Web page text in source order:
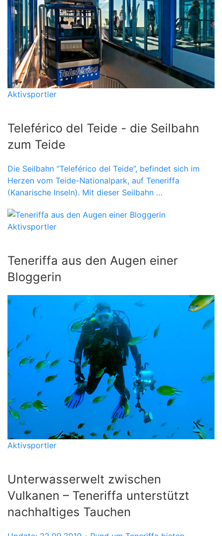
Aktivsportler
Teleférico del Teide - die Seilbahn
zum Teide
Die Seilbahn “Teleférico del Teide”, befindet sich im
Herzen vom Teide-Nationalpark, auf Teneriffa
(Kanarische Inseln). Mit dieser Seilbahn …
Aktivsportler
Teneriffa aus den Augen einer
Bloggerin
Aktivsportler
Unterwasserwelt zwischen
Vulkanen – Teneriffa unterstützt
nachhaltiges Tauchen